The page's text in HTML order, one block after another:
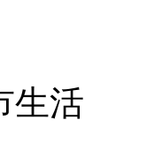
生活